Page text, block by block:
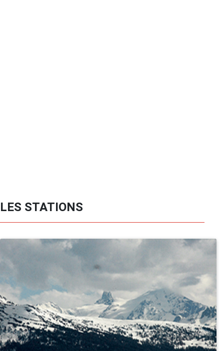
LES STATIONS